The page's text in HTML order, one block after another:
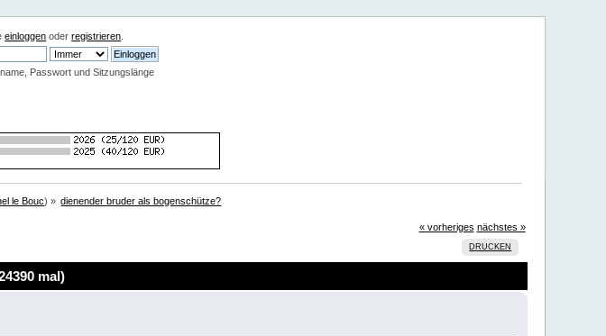
einloggen oderregistrieren
Passwort und Sitzungslänge
le Bouc) » dienender bruder als bogenschütze?
« vorheriges nächstes »
DRUCKEN
mal)